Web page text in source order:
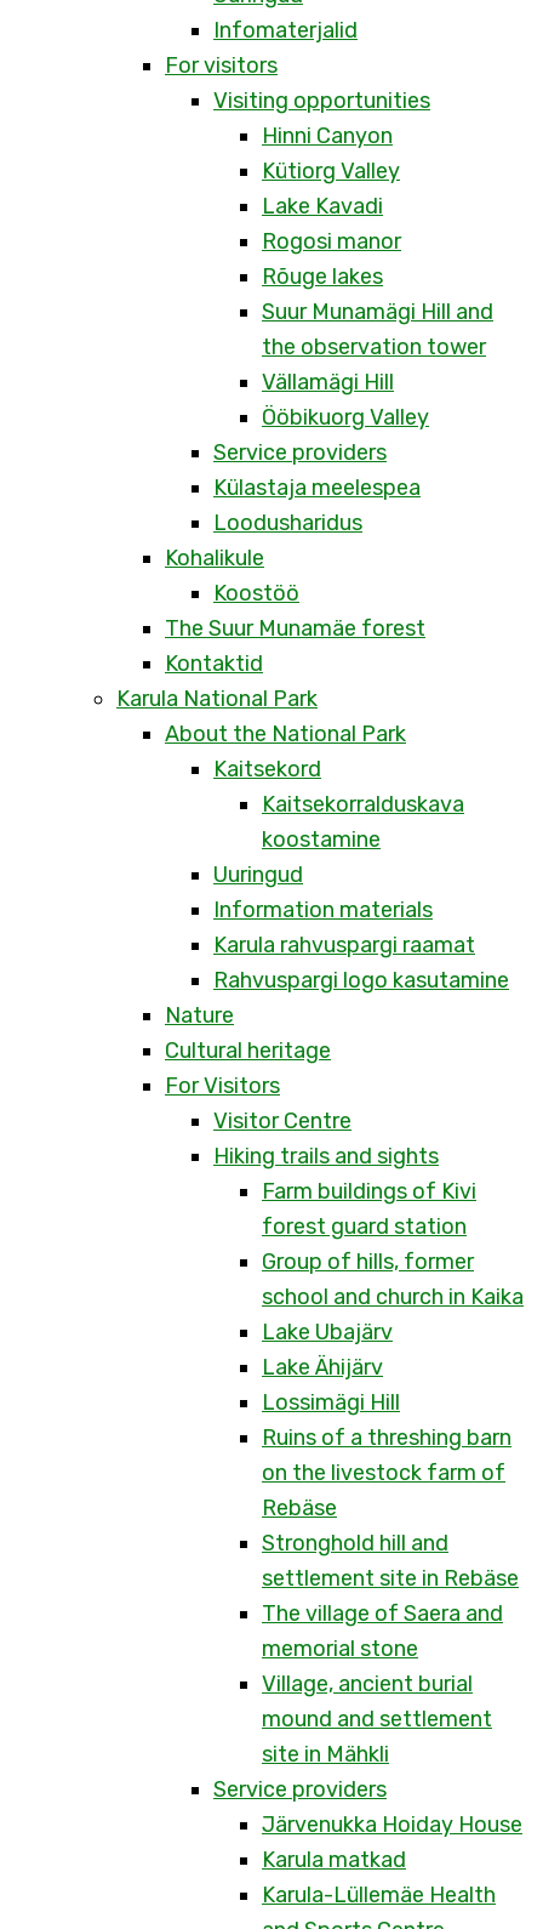
Infomaterjalid
For visitors
Visiting opportunities
Hinni Canyon
Kütiorg Valley
Lake Kavadi
Rogosi manor
Rõuge lakes
Suur Munamägi Hill and
the observation tower
Vällamägi Hill
Ööbikuorg Valley
Service providers
Külastaja meelespea
Loodusharidus
Kohalikule
Koostöö
The Suur Munamäe forest
Kontaktid
Karula National Park
About the National Park
Kaitsekord
Kaitsekorralduskava
koostamine
Uuringud
Information materials
Karula rahvuspargi raamat
Rahvuspargi logo kasutamine
Nature
Cultural heritage
For Visitors
Visitor Centre
Hiking trails and sights
Farm buildings of Kivi
forest guard station
Group of hills, former
school and church in Kaika
Lake Ubajärv
Lake Ähijärv
Lossimägi Hill
Ruins of a threshing barn
on the livestock farm of
Rebäse
Stronghold hill and
settlement site in Rebäse
The village of Saera and
memorial stone
Village, ancient burial
mound and settlement
site in Mähkli
Service providers
Järvenukka Hoiday House
Karula matkad
Karula-Lüllemäe Health